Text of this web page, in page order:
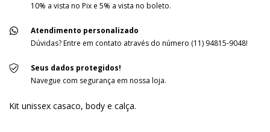
10% a vista no Pix e 5% a vista no boleto.
Atendimento personalizado
Dúvidas? Entre em contato através do número (11) 94815-9048!
Seus dados protegidos!
Navegue com segurança em nossa loja.
Kit unissex casaco, body e calça.